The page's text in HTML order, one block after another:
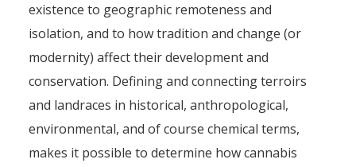
existence to geographic remoteness and
isolation, and to how tradition and change (or
modernity) affect their development and
conservation. Defining and connecting terroirs
and landraces in historical, anthropological,
environmental, and of course chemical terms,
makes it possible to determine how cannabis